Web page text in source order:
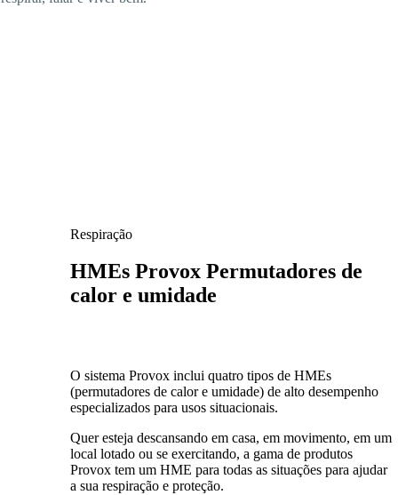
Respiração
HMEs Provox Permutadores de
calor e umidade
O sistema Provox inclui quatro tipos de HMEs
(permutadores de calor e umidade) de alto desempenho
especializados para usos situacionais.
Quer esteja descansando em casa, em movimento, em um
local lotado ou se exercitando, a gama de produtos
Provox tem um HME para todas as situações para ajudar
a sua respiração e proteção.